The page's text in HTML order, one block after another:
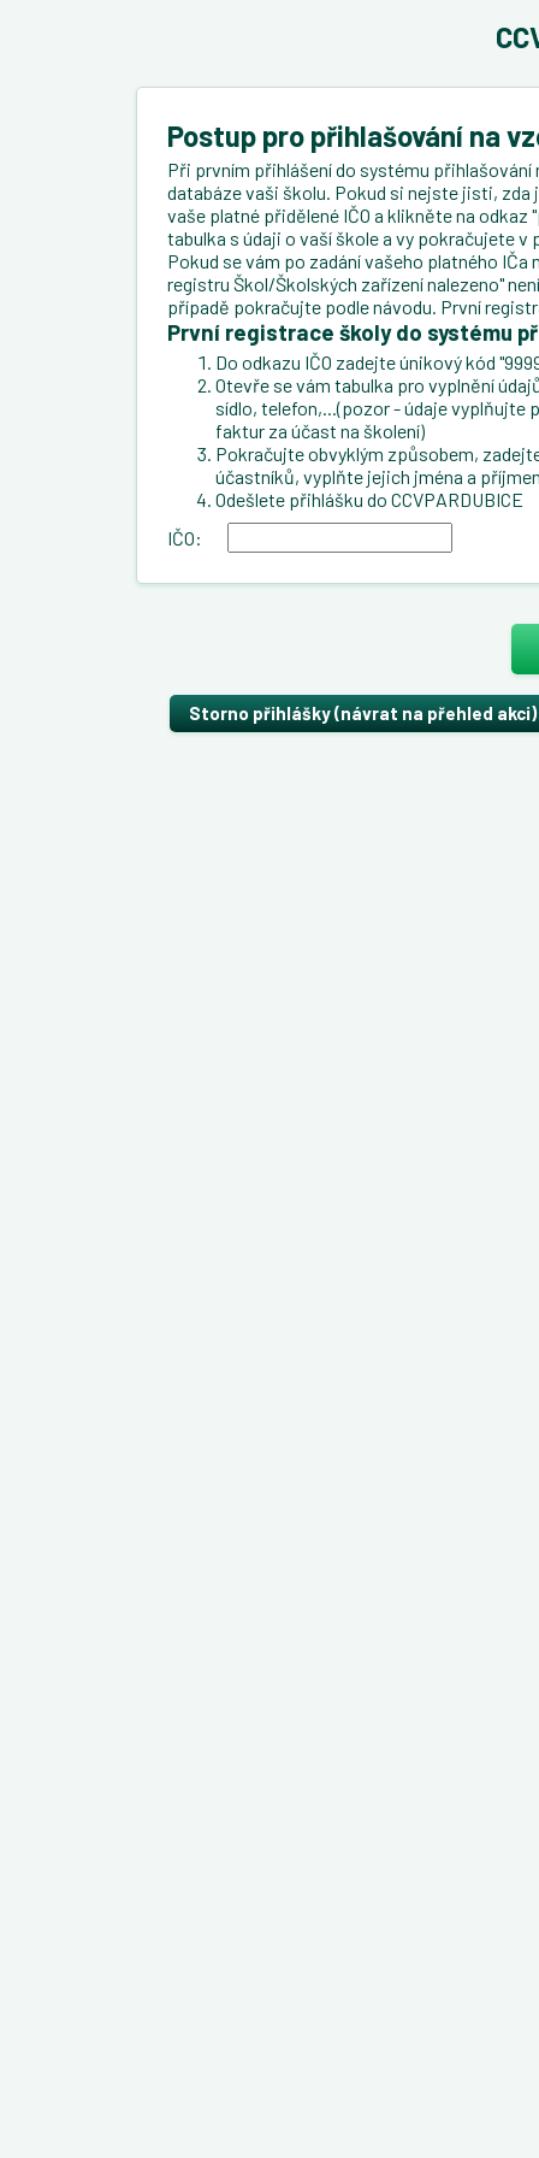
Postup pro přihlašování na
Při prvním přihlášení do systému
databáze vaši školu. Pokud si nejste jisti, zda
vaše platné přidělené IČO a klikněte na
tabulka s údaji o vaší škole a vy pokračujete
Pokud se vám po zadání vašeho platného IČa
registru Škol/Školských zařízení nalezeno"
případě pokračujte podle návodu. První
První registrace školy do systému
Do odkazu IČO zadejte únikový kód
Otevře se vám tabulka pro vyplnění
sídlo, telefon,...(pozor - údaje vyplňujte
faktur za účast na školení)
Pokračujte obvyklým způsobem,
účastníků, vyplňte jejich jména a
Odešlete přihlášku do CCVPARDUBICE
IČO:
Storno přihlášky (návrat na přehled akci)